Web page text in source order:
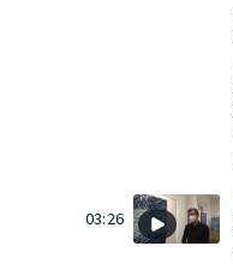
03:26